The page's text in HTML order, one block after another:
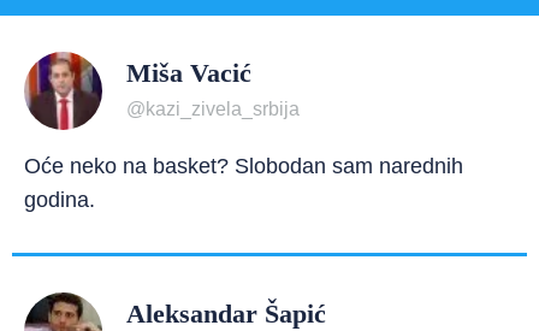
Miša Vacić
@kazi_zivela_srbija
Oće neko na basket? Slobodan sam narednih
godina.
Aleksandar Šapić